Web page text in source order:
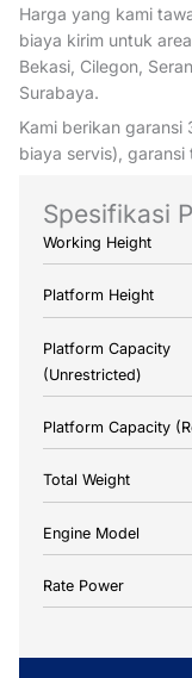
Harga yang kami
biaya kirim untuk
Bekasi, Cilegon,
Surabaya.
Kami berikan garansi
biaya servis), garansi
Spesifikasi
Working Height
Platform Height
Platform Capacity
(Unrestricted)
Platform Capacity
Total Weight
Engine Model
Rate Power